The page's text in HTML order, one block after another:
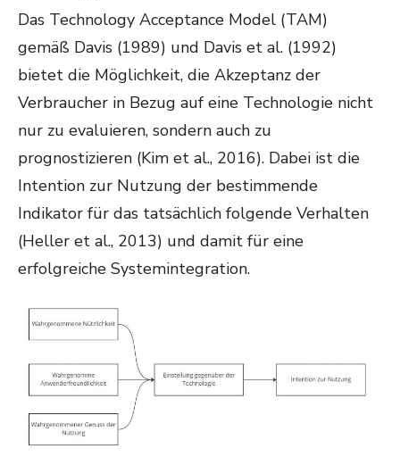
Das Technology Acceptance Model (TAM)
gemäß Davis (1989) und Davis et al. (1992)
bietet die Möglichkeit, die Akzeptanz der
Verbraucher in Bezug auf eine Technologie nicht
nur zu evaluieren, sondern auch zu
prognostizieren (Kim et al., 2016). Dabei ist die
Intention zur Nutzung der bestimmende
Indikator für das tatsächlich folgende Verhalten
(Heller et al., 2013) und damit für eine
erfolgreiche Systemintegration.